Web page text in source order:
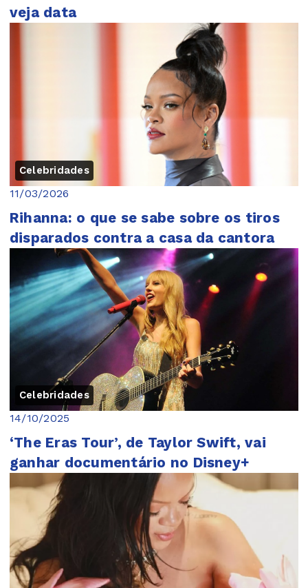
veja data
Celebridades
11/03/2026
Rihanna: o que se sabe sobre os tiros
disparados contra a casa da cantora
Celebridades
14/10/2025
‘The Eras Tour’, de Taylor Swift, vai
ganhar documentário no Disney+